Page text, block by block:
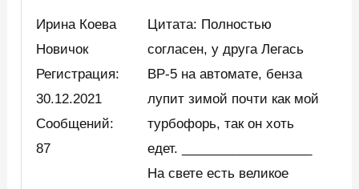
Ирина Коева
Новичок
Регистрация:
30.12.2021
Сообщений:
87
Цитата: Полностью
согласен, у друга Легась
ВР-5 на автомате, бенза
лупит зимой почти как мой
турбофорь, так он хоть
едет. __________________
На свете есть великое